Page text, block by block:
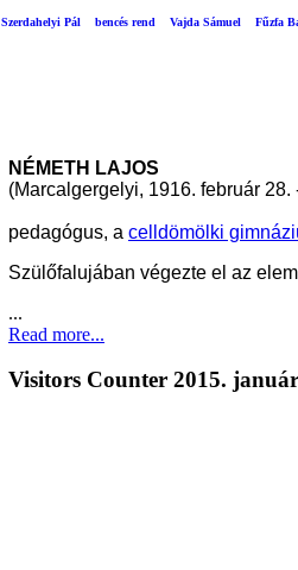
Szerdahelyi Pál bencés rend Vajda Sámuel Fűzfa
NÉMETH LAJOS
(Marcalgergelyi, 1916. február
pedagógus, a celldömölki
Szülőfalujában végezte el az
...
Read more...
Visitors Counter 2015.